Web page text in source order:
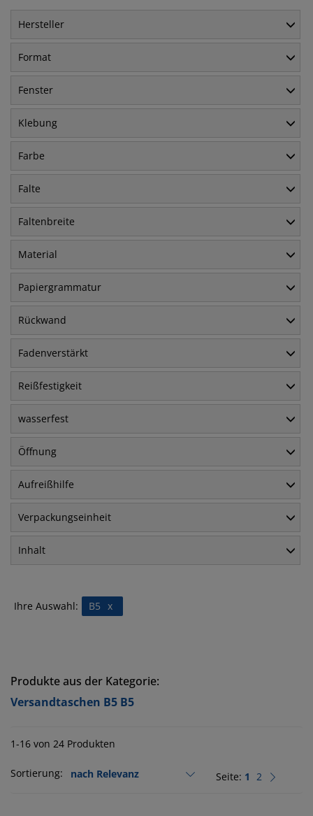
Hersteller
Format
Fenster
Klebung
Farbe
Falte
Faltenbreite
Material
Papiergrammatur
Rückwand
Fadenverstärkt
Reißfestigkeit
wasserfest
Öffnung
Aufreißhilfe
Verpackungseinheit
Inhalt
Ihre Auswahl: x
B5
Produkte aus der Kategorie:
Versandtaschen B5 B5
1-16 von 24 Produkten
Sortierung: Seite: 1 2